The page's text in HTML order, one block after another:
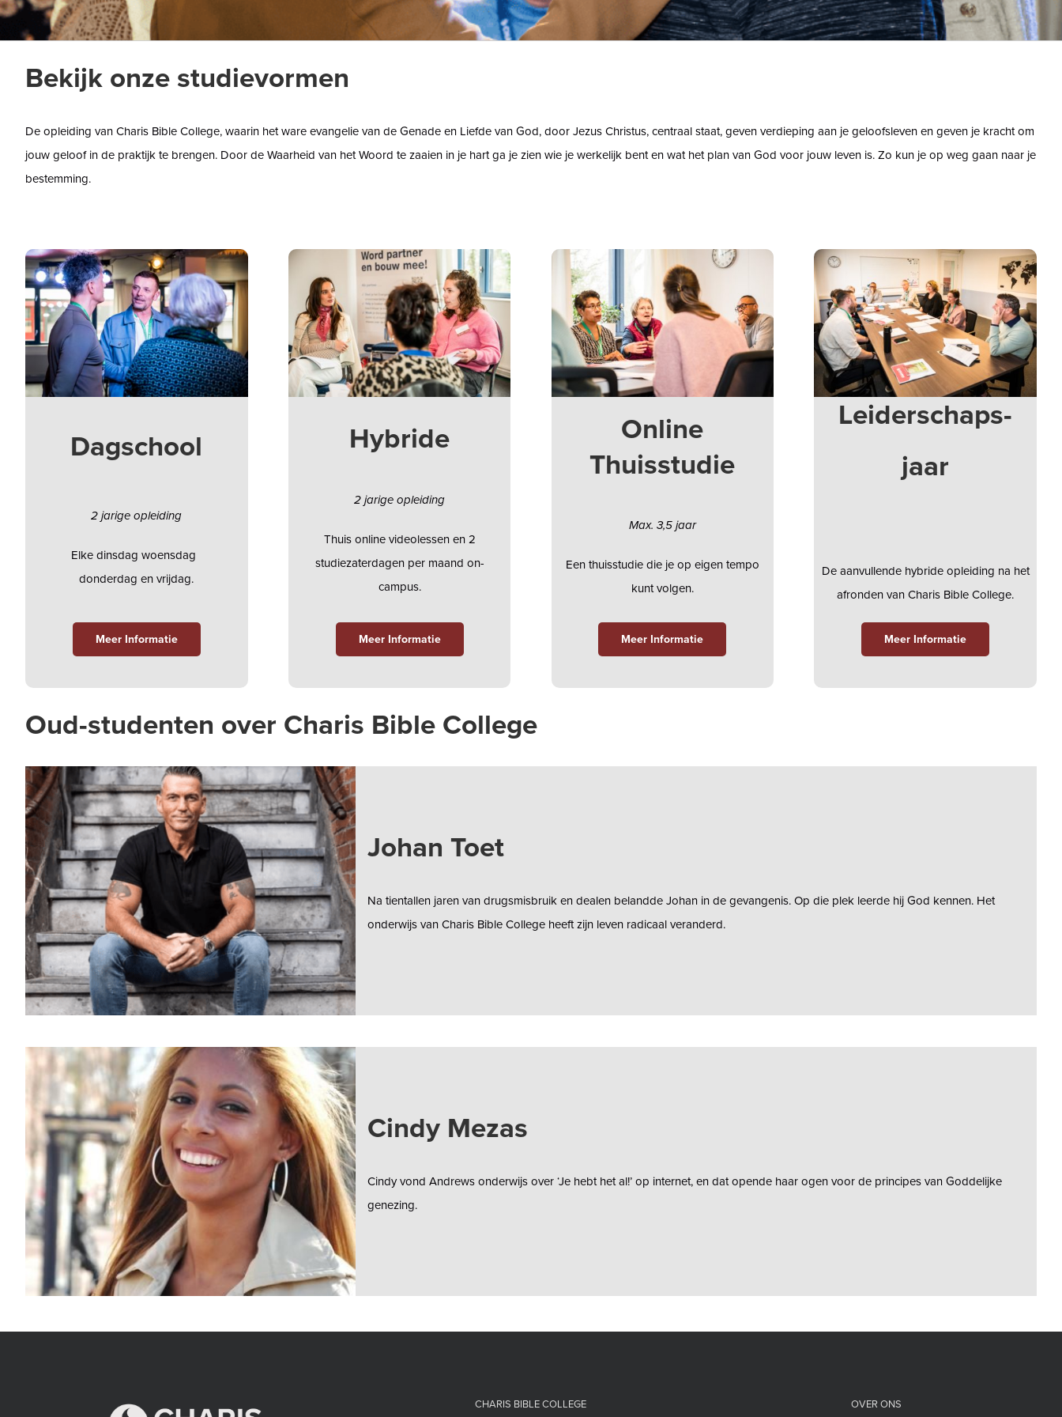
Bekijk onze studievormen
De opleiding van Charis Bible College, waarin het ware evangelie van de Genade en Liefde van God, door Jezus Christus, centraal staat, geven verdieping aan je geloofsleven en geven je kracht om
jouw geloof in de praktijk te brengen. Door de Waarheid van het Woord te zaaien in je hart ga je zien wie je werkelijk bent en wat het plan van God voor jouw leven is. Zo kun je op weg gaan naar je
bestemming.
Dagschool
2 jarige opleiding
Elke dinsdag woensdag
donderdag en vrijdag.
Meer Informatie
Hybride
2 jarige opleiding
Thuis online videolessen en 2
studiezaterdagen per maand on-
campus.
Meer Informatie
Online
Thuisstudie
Max. 3,5 jaar
Een thuisstudie die je op eigen tempo
kunt volgen.
Meer Informatie
Leiderschaps-
jaar
De aanvullende hybride opleiding na het
afronden van Charis Bible College.
Meer Informatie
Oud-studenten over Charis Bible College
Johan Toet
Na tientallen jaren van drugsmisbruik en dealen belandde Johan in de gevangenis. Op die plek leerde hij God kennen. Het
onderwijs van Charis Bible College heeft zijn leven radicaal veranderd.
Cindy Mezas
Cindy vond Andrews onderwijs over ‘Je hebt het al!’ op internet, en dat opende haar ogen voor de principes van Goddelijke
genezing.
CHARIS BIBLE COLLEGE OVER ONS